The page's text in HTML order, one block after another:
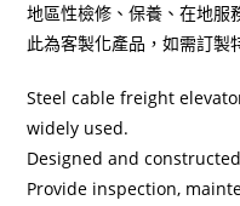
地區性檢修、保養、在地服
此為客製化產品，如需訂製
Steel cable freight
widely used.
Designed and
Provide inspection,